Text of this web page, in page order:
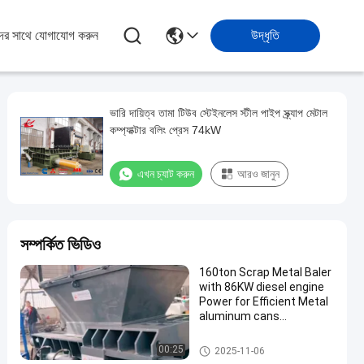
সাথে যোগাযোগ করুন উদ্ধৃতি
ভারি দায়িত্ব তামা টিউব স্টেইনলেস স্টীল পাইপ স্ক্র্যাপ মেটাল
কম্প্যাক্টার বলিং প্রেস 74kW
এখন চ্যাট করুন আরও জানুন
সম্পর্কিত ভিডিও
00:25
160ton Scrap Metal Baler
with 86KW diesel engine
Power for Efficient Metal
aluminum cans
মেটাল baler স্ক্র্যাপ
2025-11-06